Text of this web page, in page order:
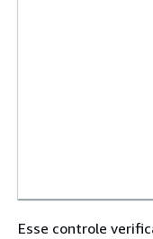
Esse controle